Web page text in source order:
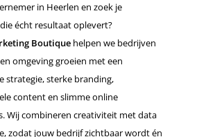
in Heerlen en zoek je
écht resultaat oplevert?
Boutique helpen we bedrijven
omgeving groeien met een
strategie, sterke branding,
content en slimme online
Wij combineren creativiteit met data
zodat jouw bedrijf zichtbaar wordt én